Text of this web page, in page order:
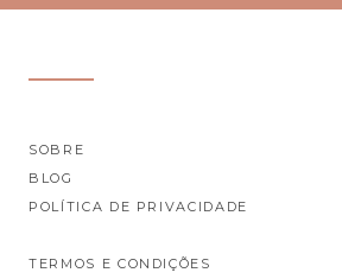
SOBRE
BLOG
POLÍTICA DE PRIVACIDADE
TERMOS E CONDIÇÕES